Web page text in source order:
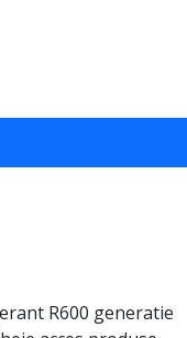
R600 generatie